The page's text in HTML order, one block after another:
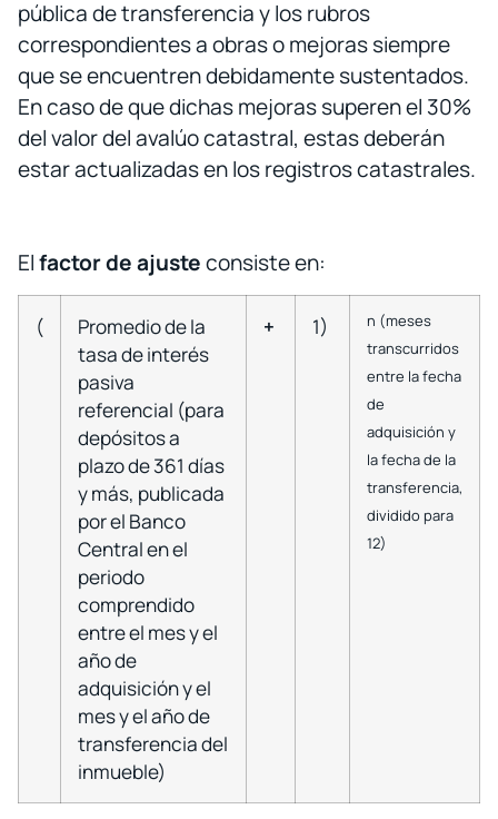
pública de transferencia y los rubros
correspondientes a obras o mejoras siempre
que se encuentren debidamente sustentados.
En caso de que dichas mejoras superen el 30%
del valor del avalúo catastral, estas deberán
estar actualizadas en los registros catastrales.
Elfactor de ajusteconsiste en:
(
Promedio de la
tasa de interés
pasiva
referencial (para
depósitos a
plazo de 361 días
y más, publicada
por el Banco
Central en el
periodo
comprendido
entre el mes y el
año de
adquisición y el
mes y el año de
transferencia del
inmueble)
+ 1) n (meses
transcurridos
entre la fecha
de
adquisición y
la fecha de la
transferencia,
dividido para
12)